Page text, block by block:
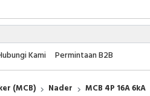
Kami Permintaan B2B
(MCB) Nader MCB 4P 16A 6kA